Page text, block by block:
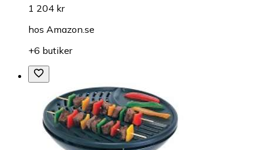
1 204 kr
hos Amazon.se
+6 butiker